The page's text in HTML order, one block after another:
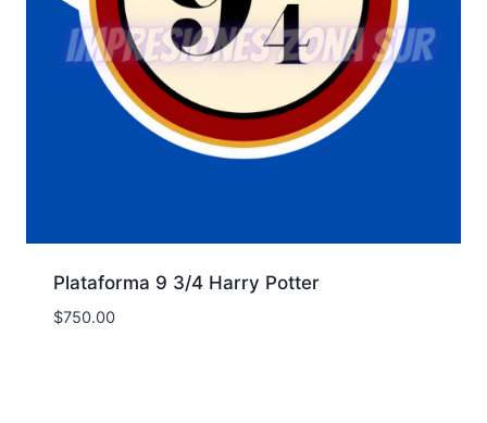
Plataforma 9 3/4 Harry Potter
$750.00